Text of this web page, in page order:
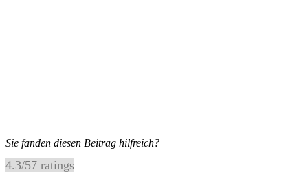
Sie fanden diesen Beitrag hilfreich?
4.3/57 ratings